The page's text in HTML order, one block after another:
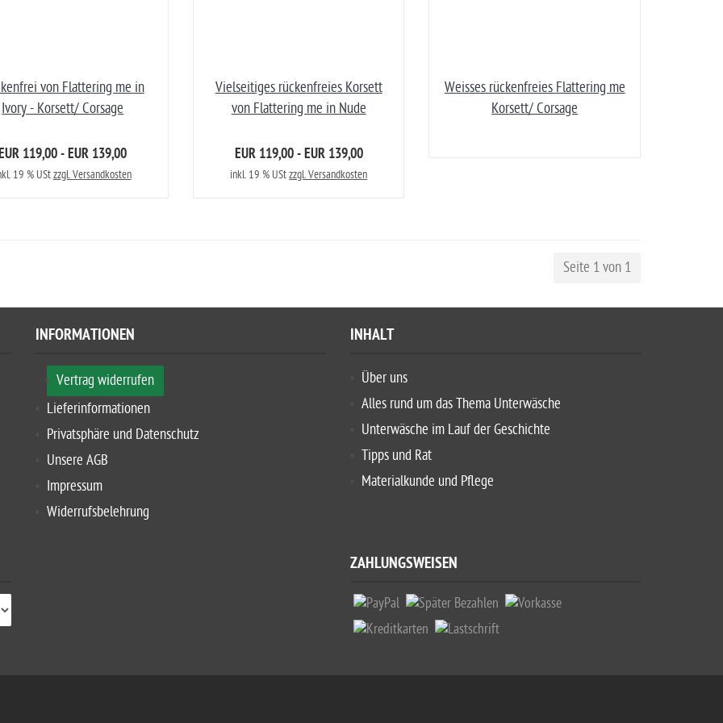
von Flattering me in
Ivory - Korsett/ Corsage
119,00 - EUR 139,00
19 % UStzzgl. Versandkosten
Vielseitiges rückenfreies Korsett
von Flattering me in Nude
EUR 119,00 - EUR 139,00
inkl. 19 % UStzzgl. Versandkosten
Weisses rückenfreies Flattering me
Korsett/ Corsage
Seite 1 von 1
INFORMATIONEN
Vertrag widerrufen
Lieferinformationen
Privatsphäre und Datenschutz
Unsere AGB
Impressum
Widerrufsbelehrung
INHALT
Über uns
Alles rund um das Thema Unterwäsche
Unterwäsche im Lauf der Geschichte
Tipps und Rat
Materialkunde und Pflege
ZAHLUNGSWEISEN